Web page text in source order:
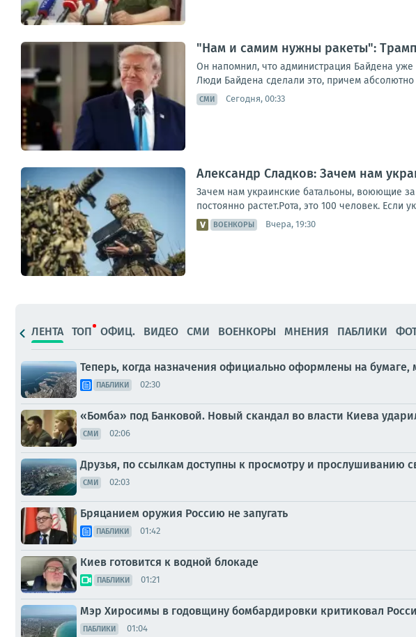
"Нам и самим нужны ракеты": Трамп
Он напомнил, что администрация Байдена
Люди Байдена сделали это, причем
СМИ Сегодня, 00:33
Александр Сладков: Зачем нам
Зачем нам украинские батальоны, воюющие
постоянно растет.Рота, это 100 человек.
ВОЕНКОРЫ Вчера, 19:30
ЛЕНТА ТОП ОФИЦ. ВИДЕО СМИ ВОЕНКОРЫ МНЕНИЯ ПАБЛИКИ
Теперь, когда назначения официально оформлены на
ПАБЛИКИ 02:30
«Бомба» под Банковой. Новый скандал во власти Киева
СМИ 02:06
Друзья, по ссылкам доступны к просмотру и прослушиванию
СМИ 02:03
Бряцанием оружия Россию не запугать
ПАБЛИКИ 01:42
Киев готовится к водной блокаде
ПАБЛИКИ 01:21
Мэр Хиросимы в годовщину бомбардировки критиковал
ПАБЛИКИ 01:04